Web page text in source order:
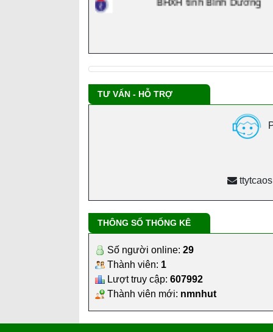
Lượt truy cập:607992
Thành viên mới:nmnhut
BỆNH VIỆN ĐA KHOA CAO SU DẦU
Địa chỉ: 228 Hùng Vương, Ấp Sân Bay,
Tel: 06503-561 375